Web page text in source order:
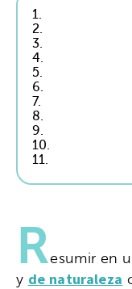
1.
2.
3.
4.
5.
6.
7.
8.
9.
10.
11.
Resumir en
y de naturaleza